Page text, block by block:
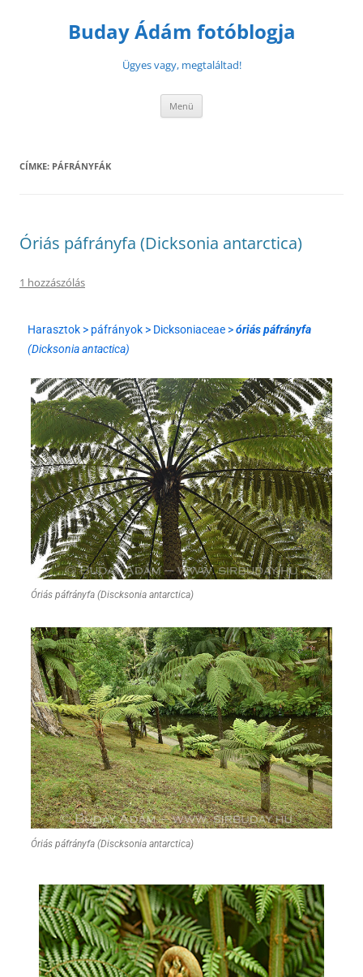
Buday Ádám fotóblogja
Ügyes vagy, megtaláltad!
Menü
CÍMKE: PÁFRÁNYFÁK
Óriás páfrányfa (Dicksonia antarctica)
1 hozzászólás
Harasztok > páfrányok > Dicksoniaceae >óriás páfrányfa
(Dicksonia antactica)
Óriás páfrányfa (Discksonia antarctica)
Óriás páfrányfa (Discksonia antarctica)